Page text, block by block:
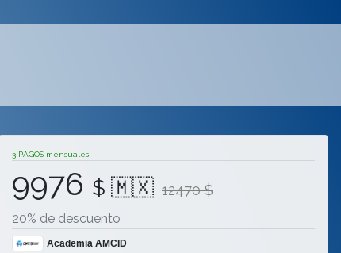
3 PAGOS mensuales
9976 $ 🇲🇽 12470 $
20% de descuento
Academia AMCID